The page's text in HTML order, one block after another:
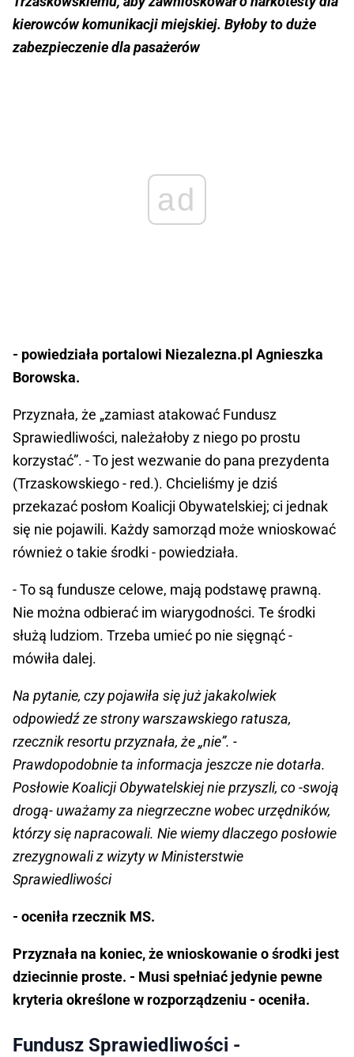
kierowców komunikacji miejskiej. Byłoby to duże
zabezpieczenie dla pasażerów
ad
- powiedziała portalowi Niezalezna.pl Agnieszka
Borowska.
Przyznała, że „zamiast atakować Fundusz
Sprawiedliwości, należałoby z niego po prostu
korzystać”. - To jest wezwanie do pana prezydenta
(Trzaskowskiego - red.). Chcieliśmy je dziś
przekazać posłom Koalicji Obywatelskiej; ci jednak
się nie pojawili. Każdy samorząd może wnioskować
również o takie środki - powiedziała.
- To są fundusze celowe, mają podstawę prawną.
Nie można odbierać im wiarygodności. Te środki
służą ludziom. Trzeba umieć po nie sięgnąć -
mówiła dalej.
Na pytanie, czy pojawiła się już jakakolwiek
odpowiedź ze strony warszawskiego ratusza,
rzecznik resortu przyznała, że „nie”. -
Prawdopodobnie ta informacja jeszcze nie dotarła.
Posłowie Koalicji Obywatelskiej nie przyszli, co -swoją
drogą- uważamy za niegrzeczne wobec urzędników,
którzy się napracowali. Nie wiemy dlaczego posłowie
zrezygnowali z wizyty w Ministerstwie
Sprawiedliwości
- oceniła rzecznik MS.
Przyznała na koniec, że wnioskowanie o środki jest
dziecinnie proste. - Musi spełniać jedynie pewne
kryteria określone w rozporządzeniu - oceniła.
Fundusz Sprawiedliwości -